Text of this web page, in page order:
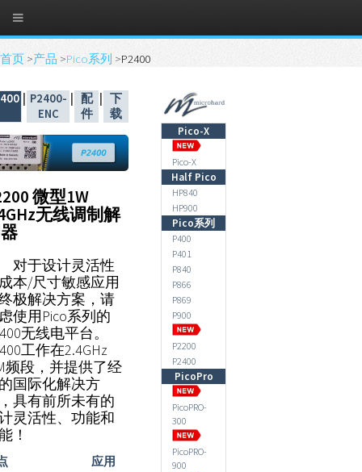
首页 >产品 >Pico系列 >P2400
P2400-
ENC
配
件
下
载
微型1W
无线调制解
对于设计灵活性
本/尺寸敏感应用
极解决方案，请
使用Pico系列的
无线电平台。
工作在2.4GHz
频段，并提供了经
国际化解决方
具有前所未有的
灵活性、功能和
！
应用
Pico-X
Pico-X
Half Pico
HP840
HP900
Pico系列
P400
P401
P840
P866
P869
P900
P2200
P2400
PicoPro
PicoPRO-
300
PicoPRO-
900